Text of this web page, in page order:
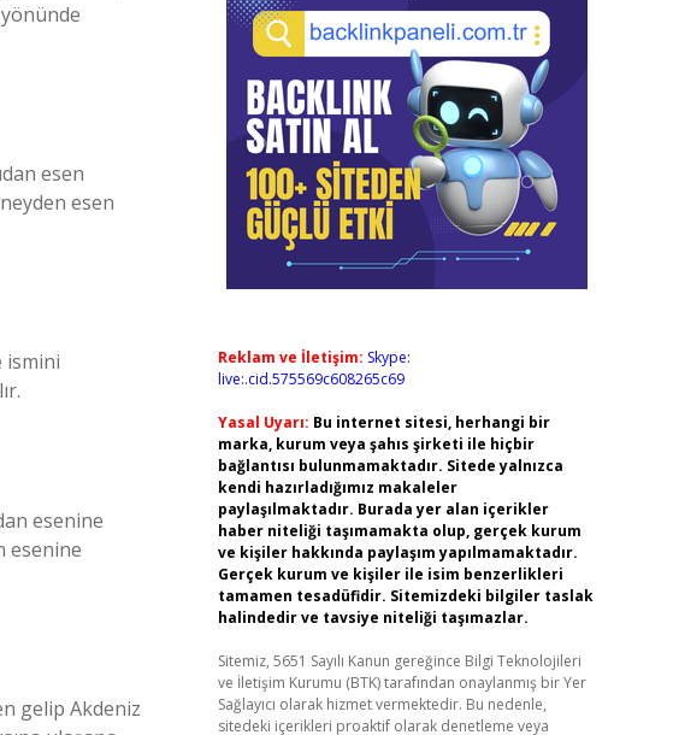
esen
esen
ismini
esenine
esenine
gelip Akdeniz
Reklam ve İletişim: Skype:
live:.cid.575569c608265c69
Yasal Uyarı: Bu internet sitesi, herhangi bir
marka, kurum veya şahıs şirketi ile hiçbir
bağlantısı bulunmamaktadır. Sitede yalnızca
kendi hazırladığımız makaleler
paylaşılmaktadır. Burada yer alan içerikler
haber niteliği taşımamakta olup, gerçek kurum
ve kişiler hakkında paylaşım yapılmamaktadır.
Gerçek kurum ve kişiler ile isim benzerlikleri
tamamen tesadüfidir. Sitemizdeki bilgiler taslak
halindedir ve tavsiye niteliği taşımazlar.
Sitemiz, 5651 Sayılı Kanun gereğince Bilgi Teknolojileri
ve İletişim Kurumu (BTK) tarafından onaylanmış bir Yer
Sağlayıcı olarak hizmet vermektedir. Bu nedenle,
sitedeki içerikleri proaktif olarak denetleme veya